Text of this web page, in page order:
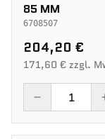
85 MM
6708507
204,20 €
171,60 € zzgl.